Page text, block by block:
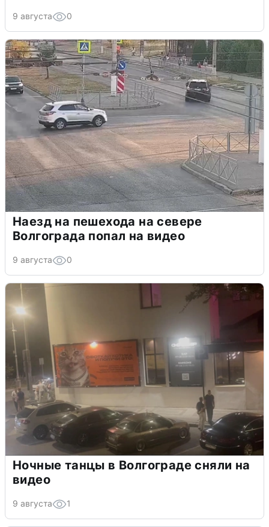
9 августа 0
Наезд на пешехода на севере
Волгограда попал на видео
9 августа 0
Ночные танцы в Волгограде сняли на
видео
9 августа 1